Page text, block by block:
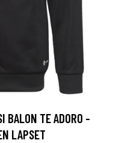
BALON TE ADORO -
LAPSET